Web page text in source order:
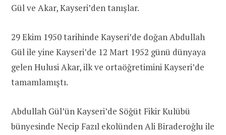
Gül ve Akar, Kayseri’den tanışlar.
29 Ekim 1950 tarihinde Kayseri’de doğan Abdullah
Gül ile yine Kayseri’de 12 Mart 1952 günü dünyaya
gelen Hulusi Akar, ilk ve ortaöğretimini Kayseri’de
tamamlamıştı.
Abdullah Gül’ün Kayseri’de Söğüt Fikir Kulübü
bünyesinde Necip Fazıl ekolünden AliBiraderoğlu ile